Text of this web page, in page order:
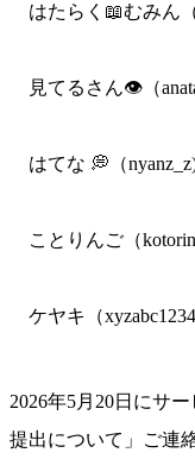
はたらく📖むみん
見てるさん👁️（
はてな 💭（
ことりんご（
ケヤキ（
2026年5月20日にサ
提出について」ご連